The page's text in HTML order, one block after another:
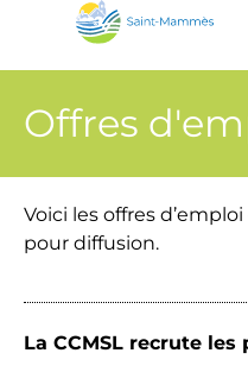
Offres
Voici les offres
pour diffusion.
La CCMSL recrute